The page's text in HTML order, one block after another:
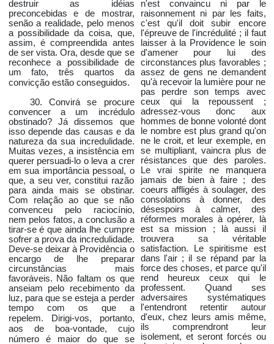
destruir as idéias
preconcebidas e de mostrar,
senão a realidade, pelo menos
a possibilidade da coisa, que,
assim, é compreendida antes
de ser vista. Ora, desde que se
reconhece a possibilidade de
um fato, três quartos da
convicção estão conseguidos.
30. Convirá se procure
convencer a um incrédulo
obstinado? Já dissemos que
isso depende das causas e da
natureza da sua incredulidade.
Muitas vezes, a insistência em
querer persuadi-lo o leva a crer
em sua importância pessoal, o
que, a seu ver, constitui razão
para ainda mais se obstinar.
Com relação ao que se não
convenceu pelo raciocínio,
nem pelos fatos, a conclusão a
tirar-se é que ainda lhe cumpre
sofrer a prova da incredulidade.
Deve-se deixar à Providência o
encargo de lhe preparar
circunstâncias mais
favoráveis. Não faltam os que
anseiam pelo recebimento da
luz, para que se esteja a perder
tempo com os que a
repelem. Dirigi-vos, portanto,
aos de boa-vontade, cujo
número é maior do que se
n'est convaincu ni par le
raisonnement ni par les faits,
c'est qu'il doit subir encore
l'épreuve de l'incrédulité ; il faut
laisser à la Providence le soin
d'amener pour lui des
circonstances plus favorables ;
assez de gens ne demandent
qu'à recevoir la lumière pour ne
pas perdre son temps avec
ceux qui la repoussent ;
adressez-vous donc aux
hommes de bonne volonté dont
le nombre est plus grand qu'on
ne le croit, et leur exemple, en
se multipliant, vaincra plus de
résistances que des paroles.
Le vrai spirite ne manquera
jamais de bien à faire ; des
coeurs affligés à soulager, des
consolations à donner, des
désespoirs à calmer, des
réformes morales à opérer, là
est sa mission ; là aussi il
trouvera sa véritable
satisfaction. Le spiritisme est
dans l'air ; il se répand par la
force des choses, et parce qu'il
rend heureux ceux qui le
professent. Quand ses
adversaires systématiques
l'entendront retentir autour
d'eux, chez leurs amis même,
ils comprendront leur
isolement, et seront forcés ou